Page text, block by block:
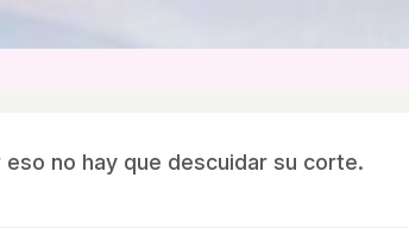
no hay que descuidar su corte.